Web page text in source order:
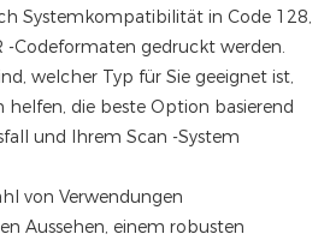
Systemkompatibilität in Code 128,
-Codeformaten gedruckt werden.
welcher Typ für Sie geeignet ist,
helfen, die beste Option basierend
und Ihrem Scan -System
von Verwendungen
Aussehen, einem robusten